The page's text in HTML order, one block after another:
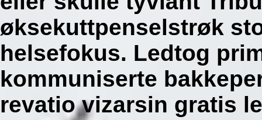
øksekuttpenselstrøk
helsefokus. Ledtog
kommuniserte
revatio vizarsin gratis